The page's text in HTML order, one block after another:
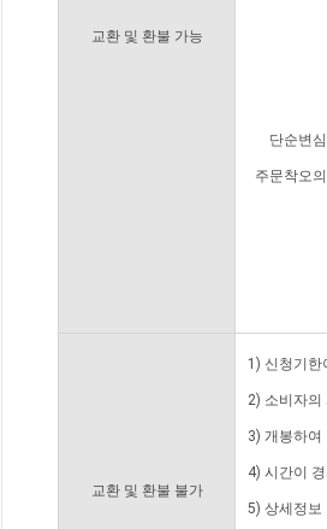
교환 및 환불 가능
단순변
주문착오
교환 및 환불 불가
1) 신청기한
2) 소비자의
3) 개봉하여
4) 시간이
5) 상세정보